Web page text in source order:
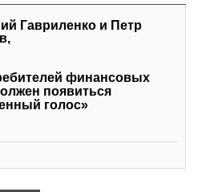
Гавриленко и Петр
финансовых
появиться
голос»